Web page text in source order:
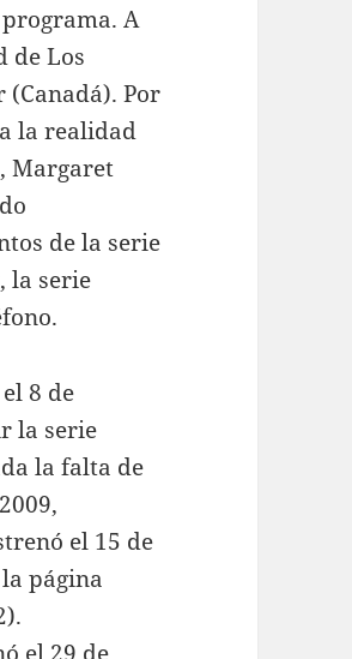
A
de Los
(Canadá). Por
la realidad
Margaret
de la serie
la serie
8 de
la serie
la falta de
el 15 de
página